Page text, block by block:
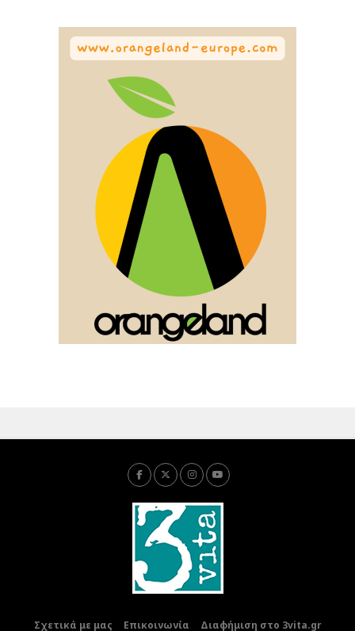
Σχετικά με μας Επικοινωνία Διαφήμιση στο 3vita.gr